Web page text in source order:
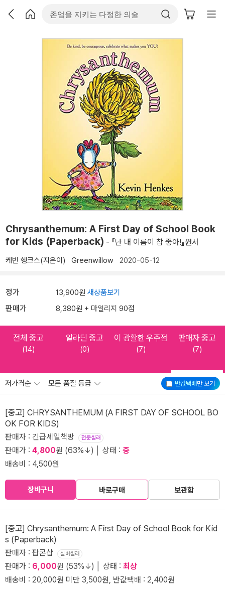
Chrysanthemum: A First Day of School Book
for Kids (Paperback) - 『난 내 이름이 참 좋아!』원서
케빈 헹크스(지은이) Greenwillow 2020-05-12
정가 13,900원 새상품보기
판매가 8,380원 + 마일리지 90점
전체 중고
(14)
알라딘 중고
(0)
이 광활한 우주점
(7)
판매자 중고
(7)
반값택배만 보기
저가격순 모든 품질 등급
[중고] CHRYSANTHEMUM (A FIRST DAY OF SCHOOL BO
OK FOR KIDS)
판매자 : 긴급세일책방 전문셀러
판매가 : 4,800원 (63%↓) │ 상태 : 중
배송비 : 4,500원
장바구니 바로구매 보관함
[중고] Chrysanthemum: A First Day of School Book for Kid
s (Paperback)
판매자 : 팝콘샵 실버셀러
판매가 : 6,000원 (53%↓) │ 상태 : 최상
배송비 : 20,000원 미만 3,500원, 반값택배 : 2,400원